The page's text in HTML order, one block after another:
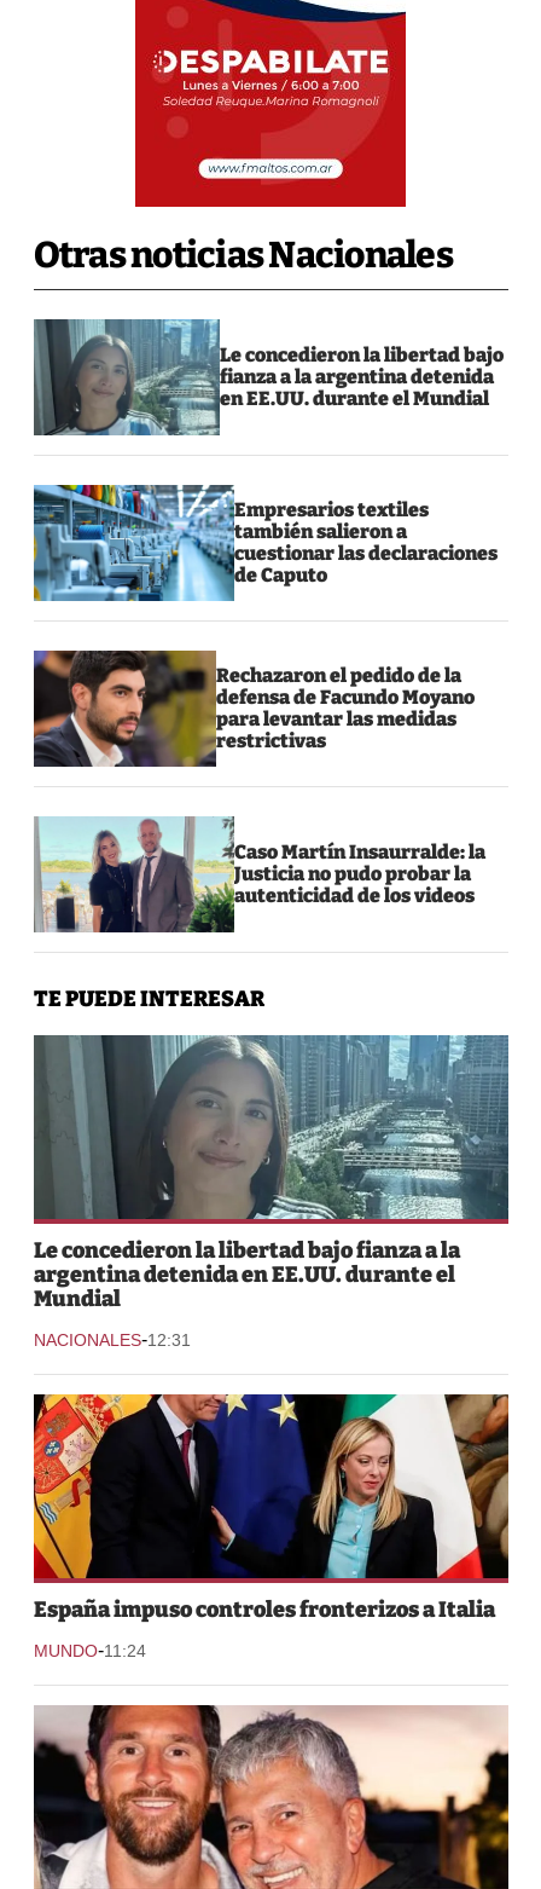
Otras noticias Nacionales
Le concedieron la libertad bajo
fianza a la argentina detenida
en EE.UU. durante el Mundial
Empresarios textiles
también salieron a
cuestionar las declaraciones
de Caputo
Rechazaron el pedido de la
defensa de Facundo Moyano
para levantar las medidas
restrictivas
Caso Martín Insaurralde: la
Justicia no pudo probar la
autenticidad de los videos
TE PUEDE INTERESAR
Le concedieron la libertad bajo fianza a la
argentina detenida en EE.UU. durante el
Mundial
NACIONALES-12:31
España impuso controles fronterizos a Italia
MUNDO-11:24